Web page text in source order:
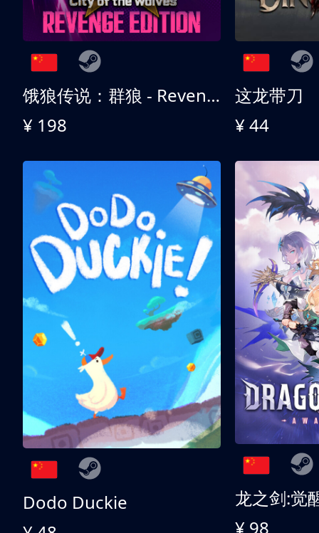
饿狼传说：群狼 - Revenge Edition
¥ 198
这龙带刀
¥ 44
Dodo Duckie
龙之剑:觉
¥ 98